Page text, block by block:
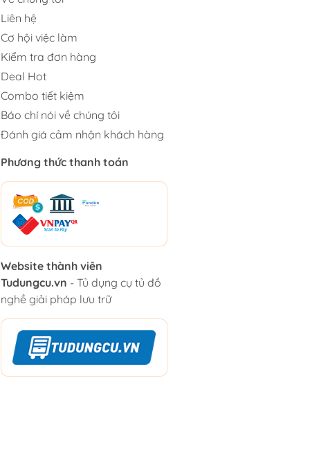
Liên hệ
Cơ hội việc làm
Kiểm tra đơn hàng
Deal Hot
Combo tiết kiệm
Báo chí nói về chúng tôi
Đánh giá cảm nhận khách hàng
Phương thức thanh toán
Website thành viên
Tudungcu.vn - Tủ dụng cụ tủ đồ
nghề giải pháp lưu trữ